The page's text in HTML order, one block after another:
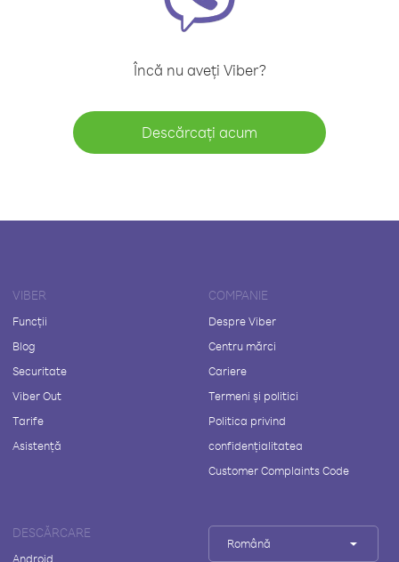
Încă nu aveți Viber?
Descărcați acum
VIBER
Funcții
Blog
Securitate
Viber Out
Tarife
Asistență
COMPANIE
Despre Viber
Centru mărci
Cariere
Termeni și politici
Politica privind
confidențialitatea
Customer Complaints Code
DESCĂRCARE
Android
Română